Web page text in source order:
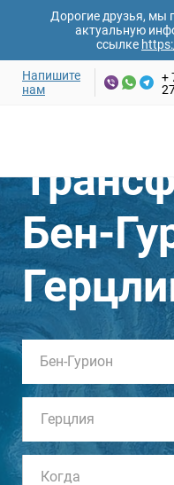
Дорогие друзья, мы
актуальную
ссылке
Напишите
нам
+
Бен-
Бен-Гурион
Герцлия
Ваши имя и
Email адрес*
Номер телефона*
Желаемая дата